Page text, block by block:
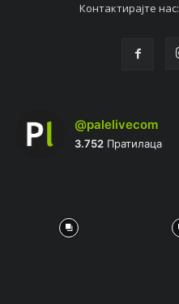
Контактирајтe нас:
@palelivecom
3.752 Пратилаца